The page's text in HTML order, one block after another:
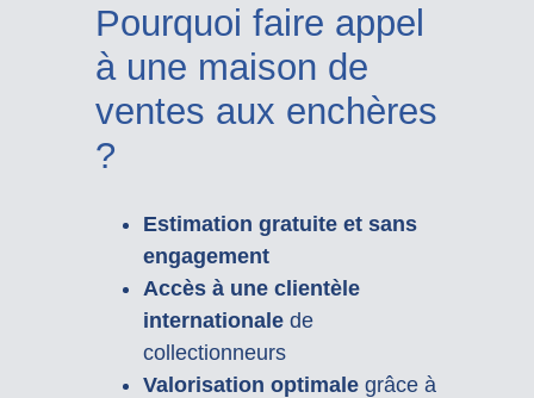
Pourquoi faire appel
à une maison de
ventes aux enchères
?
Estimation gratuite et sans
engagement
Accès à une clientèle
internationalede
collectionneurs
Valorisation optimalegrâce à